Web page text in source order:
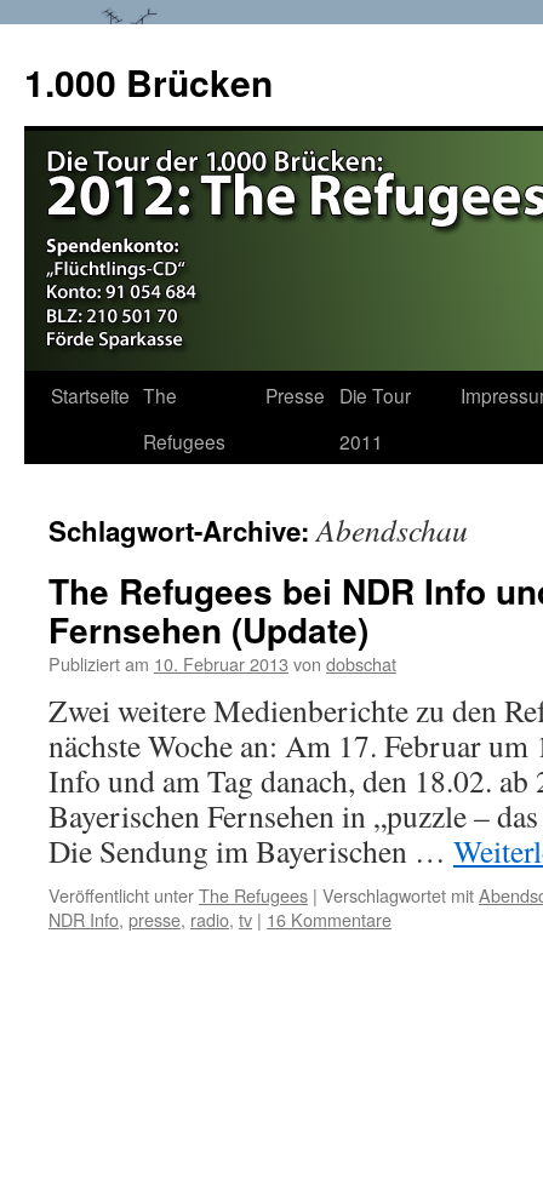
1.000 Brücken
Springe
Startseite The
Refugees
Presse
Die Tour
2011
Schlagwort-Archive:Abendschau
The Refugees bei NDR Info
Fernsehen (Update)
Publiziert am 10. Februar 2013 von dobschat
Zwei weitere Medienberichte zu den
nächste Woche an: Am 17. Februar
Info und am Tag danach, den 18.02.
Bayerischen Fernsehen in „puzzle –
Die Sendung im Bayerischen …
Veröffentlicht unterThe Refugees | Verschlagwortet mit
NDR Info, presse, radio, tv | 16 Kommentare